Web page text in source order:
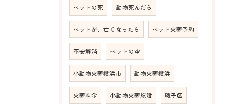
ペットの死 動物死んだら
ペットが、亡くなったら ペット火葬予約
不安解消 ペットの空
小動物火葬横浜市 動物火葬横浜
火葬料金 小動物火葬施設 磯子区